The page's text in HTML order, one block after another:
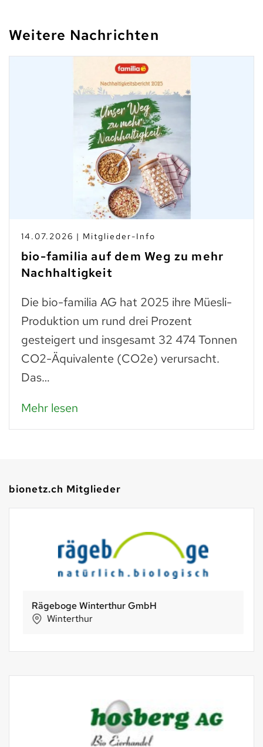
Weitere Nachrichten
14.07.2026 | Mitglieder-Info
bio-familia auf dem Weg zu mehr
Nachhaltigkeit
Die bio-familia AG hat 2025 ihre Müesli-
Produktion um rund drei Prozent
gesteigert und insgesamt 32 474 Tonnen
CO2-Äquivalente (CO2e) verursacht.
Das…
Mehr lesen
bionetz.ch Mitglieder
Rägeboge Winterthur GmbH
Winterthur